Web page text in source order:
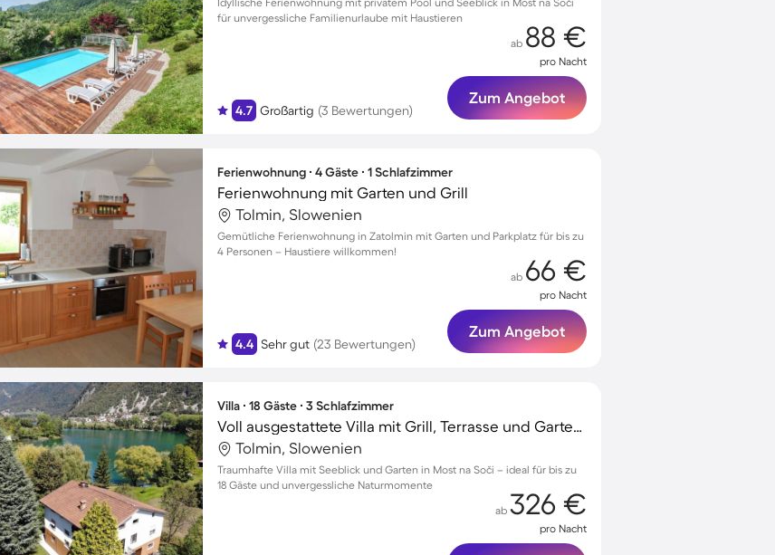
für unvergessliche Familienurlaube mit Haustieren
4.7 Großartig (3 Bewertungen)
ab 88 €
pro Nacht
Zum Angebot
Ferienwohnung ∙ 4 Gäste ∙ 1 Schlafzimmer
Ferienwohnung mit Garten und Grill
Tolmin, Slowenien
Gemütliche Ferienwohnung in Zatolmin mit Garten und Parkplatz für bis zu
4 Personen – Haustiere willkommen!
4.4 Sehr gut (23 Bewertungen)
ab 66 €
pro Nacht
Zum Angebot
Villa ∙ 18 Gäste ∙ 3 Schlafzimmer
Voll ausgestattete Villa mit Grill, Terrasse und Garten | Bergblick | Perfekt für die Arbeit von Zuhause | Haustierfreundlich
Tolmin, Slowenien
Traumhafte Villa mit Seeblick und Garten in Most na Soči – ideal für bis zu
18 Gäste und unvergessliche Naturmomente
ab 326 €
pro Nacht